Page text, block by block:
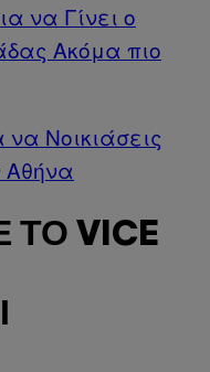
να Γίνει ο
Ακόμα πιο
Νοικιάσεις
Αθήνα
VICE